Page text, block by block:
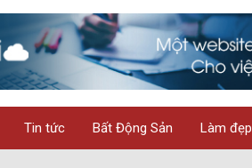
Tin tức Bất Động Sản Làm đẹp